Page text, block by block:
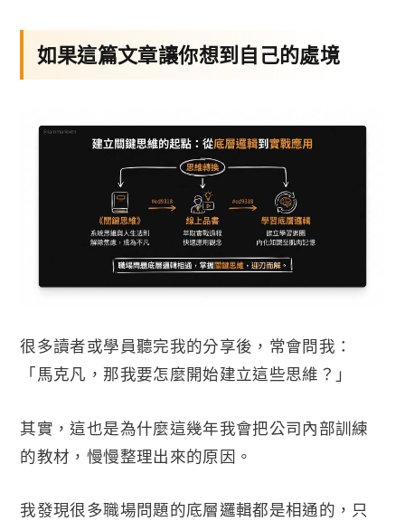
如果這篇文章讓你想到自己的處境
很多讀者或學員聽完我的分享後，常會問我：
「馬克凡，那我要怎麼開始建立這些思維？」
其實，這也是為什麼這幾年我會把公司內部訓練
的教材，慢慢整理出來的原因。
我發現很多職場問題的底層邏輯都是相通的，只